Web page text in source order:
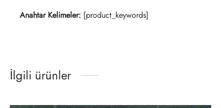
Anahtar Kelimeler: [product_keywords]
İlgili ürünler